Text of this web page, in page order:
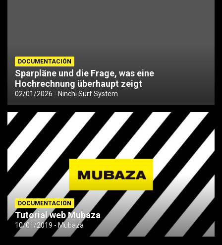
DOCUMENTACIÓN
Sparpläne und die Frage, was eine
Hochrechnung überhaupt zeigt
02/01/2026 Ninchi Surf System
DOCUMENTACIÓN
Tutorial web Mubaza
10/01/2019 Mubaza